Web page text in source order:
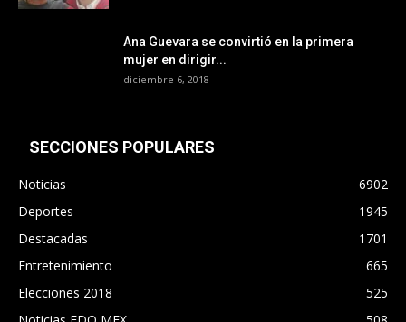
Ana Guevara se convirtió en la primera
mujer en dirigir...
diciembre 6, 2018
SECCIONES POPULARES
Noticias
6902
Deportes
1945
Destacadas
1701
Entretenimiento
665
Elecciones 2018
525